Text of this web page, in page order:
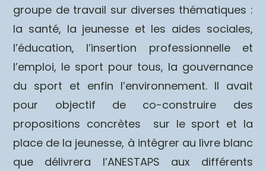
groupe de travail sur diverses thématiques :
la santé, la jeunesse et les aides sociales,
l’éducation, l’insertion professionnelle et
l’emploi, le sport pour tous, la gouvernance
du sport et enfin l’environnement. Il avait
pour objectif de co-construire des
propositions concrètes sur le sport et la
place de la jeunesse, à intégrer au livre blanc
que délivrera l’ANESTAPS aux différents